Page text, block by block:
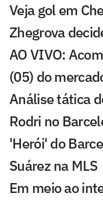
Veja gol em
Zhegrova
AO VIVO:
(05) do
Análise tática
Rodri no
'Herói' do
Suárez na MLS
Em meio ao